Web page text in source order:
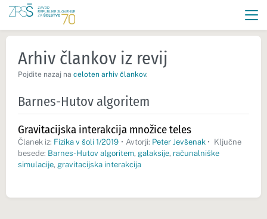
Arhiv člankov iz revij
Pojdite nazaj na celoten arhiv člankov.
Barnes-Hutov algoritem
Gravitacijska interakcija množice teles
Članek iz: Fizika v šoli 1/2019 • Avtorji: Peter Jevšenak • Ključne
besede: Barnes-Hutov algoritem, galaksije, računalniške
simulacije, gravitacijska interakcija